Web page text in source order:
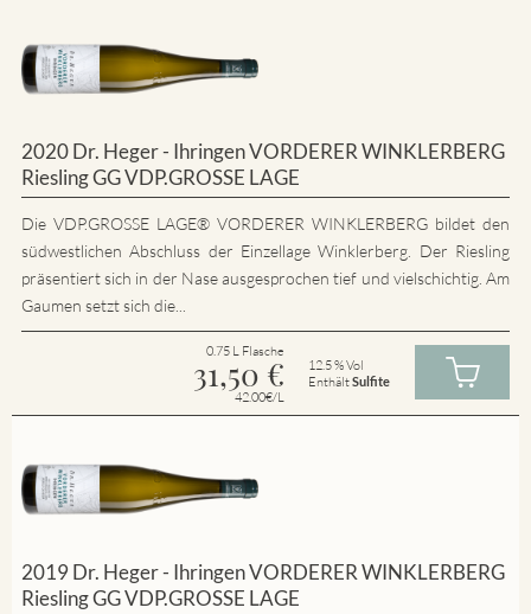
2020 Dr. Heger - Ihringen VORDERER WINKLERBERG
Riesling GG VDP.GROSSE LAGE
Die VDP.GROSSE LAGE® VORDERER WINKLERBERG bildet den
südwestlichen Abschluss der Einzellage Winklerberg. Der Riesling
präsentiert sich in der Nase ausgesprochen tief und vielschichtig. Am
Gaumen setzt sich die...
0.75 L Flasche
31,50 €
42.00€/L
12.5 % Vol
EnthältSulfite
2019 Dr. Heger - Ihringen VORDERER WINKLERBERG
Riesling GG VDP.GROSSE LAGE